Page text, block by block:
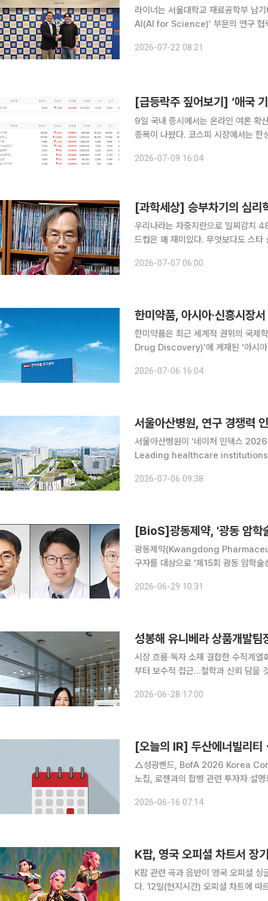
라이너는 서울대학교 재료공학부 남
AI(AI for Science)’ 부문의 연구 협력을
교수는 생체 모방 재료공학, 인공광합
2026-07-22 08:21
9일 국내 증시에서는 온라인 여론 확
종목이 나왔다. 코스피 시장에서는 한
다. 코스피 시장에서 상한가를 기록
2026-07-09 16:04
[과학세상] 승부차기의 심리
우리나라는 자중지란으로 일찌감치
드컵은 꽤 재미있다. 무엇보다도 스타
점 선두다(16강에서 각각 한 골과 두
2026-07-07 06:00
한미약품, 아시아·신흥시장
한미약품은 최근 세계적 권위의 국
Drug Discovery)’에 게재된 ‘아시아
markets)’ 논
2026-07-06 16:04
서울아산병원이 ‘네이처 인덱스
Leading healthcare institutions)’
증가하며 국내 의료기관 가운데
2026-07-06 09:38
[BioS]광동제약, '광동 암학
광동제약(Kwangdong
구자를 대상으로 ‘제15회 광동 암학술
당차병원 내과), 김찬(연세의대 내과),
2026-06-29 10:31
시장 흐름·독자 소재 결합한 수직계
부터 보수적 접근…철학과 신뢰 담을 것” 유니베라의 건강기능식품(건기식) 개발 철학은 한
관통하는 기준이다. 1991년 텍사스
2026-06-28 17:00
[오늘의 IR] 두산에너빌리티
△성광벤드, BofA 2026 Korea
노칩, 로젠과의 합병 관련 투자자
대모비스, BofA 202
2026-06-16 07:14
K팝, 영국 오피셜 차트서 장
K팝 관련 곡과 음반이 영국 오피셜 싱
다. 12일(현지시간) 오피셜 차트에 따르면 넷플릭스 애니메이션 ‘케이팝 데몬 헌터스’ 오리지널사운